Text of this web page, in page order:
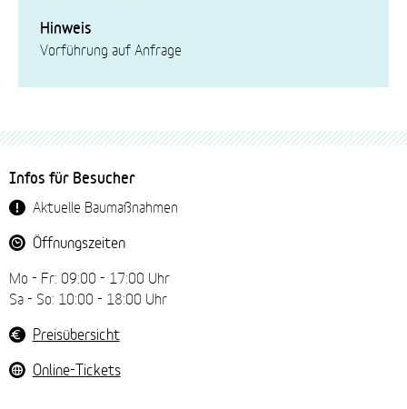
Hinweis
Vorführung auf Anfrage
Fussbereich-
Navigation
Infos für Besucher
Aktuelle Baumaßnahmen
Öffnungszeiten
Mo - Fr: 09:00 - 17:00 Uhr
Sa - So: 10:00 - 18:00 Uhr
Preisübersicht
Online-Tickets